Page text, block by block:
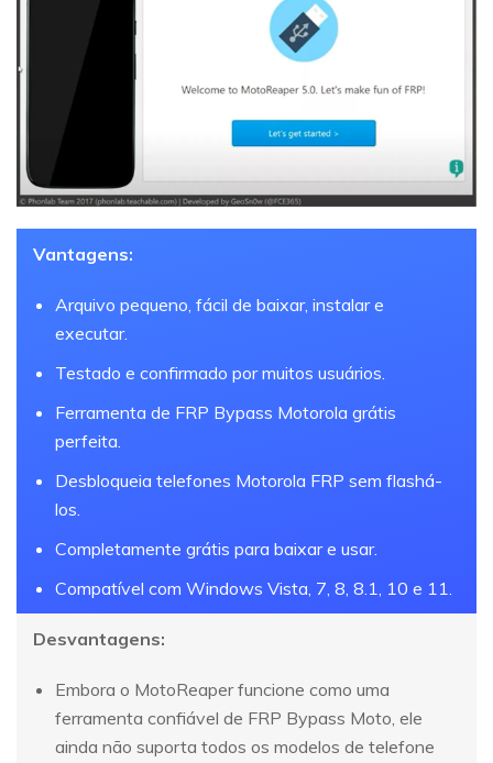
Vantagens:
Arquivo pequeno, fácil de baixar, instalar e
executar.
Testado e confirmado por muitos usuários.
Ferramenta de FRP Bypass Motorola grátis
perfeita.
Desbloqueia telefones Motorola FRP sem flashá-
los.
Completamente grátis para baixar e usar.
Compatível com Windows Vista, 7, 8, 8.1, 10 e 11.
Desvantagens:
Embora o MotoReaper funcione como uma
ferramenta confiável de FRP Bypass Moto, ele
ainda não suporta todos os modelos de telefone